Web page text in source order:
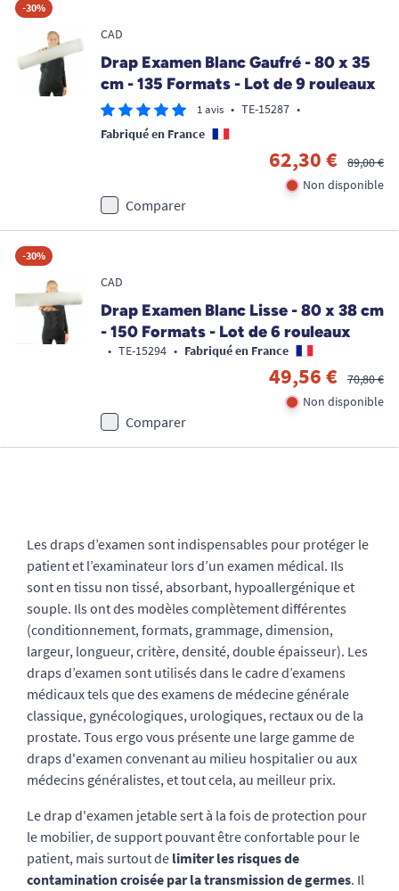
-30%
CAD
Drap Examen Blanc Gaufré - 80 x 35
cm - 135 Formats - Lot de 9 rouleaux
1 avis • TE-15287 •
Fabriqué en France
62,30 €
89,00 €
Non disponible
Comparer
-30%
CAD
Drap Examen Blanc Lisse - 80 x 38 cm
- 150 Formats - Lot de 6 rouleaux
• TE-15294 • Fabriqué en France
49,56 €
70,80 €
Non disponible
Comparer
Les draps d’examen sont indispensables pour protéger le
patient et l’examinateur lors d’un examen médical. Ils
sont en tissu non tissé, absorbant, hypoallergénique et
souple. Ils ont des modèles complètement différentes
(conditionnement, formats, grammage, dimension,
largeur, longueur, critère, densité, double épaisseur). Les
draps d’examen sont utilisés dans le cadre d’examens
médicaux tels que des examens de médecine générale
classique, gynécologiques, urologiques, rectaux ou de la
prostate. Tous ergo vous présente une large gamme de
draps d'examen convenant au milieu hospitalier ou aux
médecins généralistes, et tout cela, au meilleur prix.
Le drap d'examen jetable sert à la fois de protection pour
le mobilier, de support pouvant être confortable pour le
patient, mais surtout de limiter les risques de
contamination croisée par la transmission de germes. Il